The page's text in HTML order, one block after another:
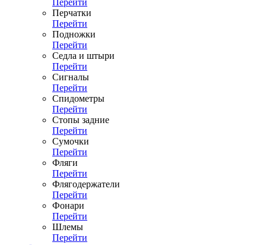
Перейти
Перчатки
Перейти
Подножки
Перейти
Седла и штыри
Перейти
Сигналы
Перейти
Спидометры
Перейти
Стопы задние
Перейти
Сумочки
Перейти
Фляги
Перейти
Флягодержатели
Перейти
Фонари
Перейти
Шлемы
Перейти